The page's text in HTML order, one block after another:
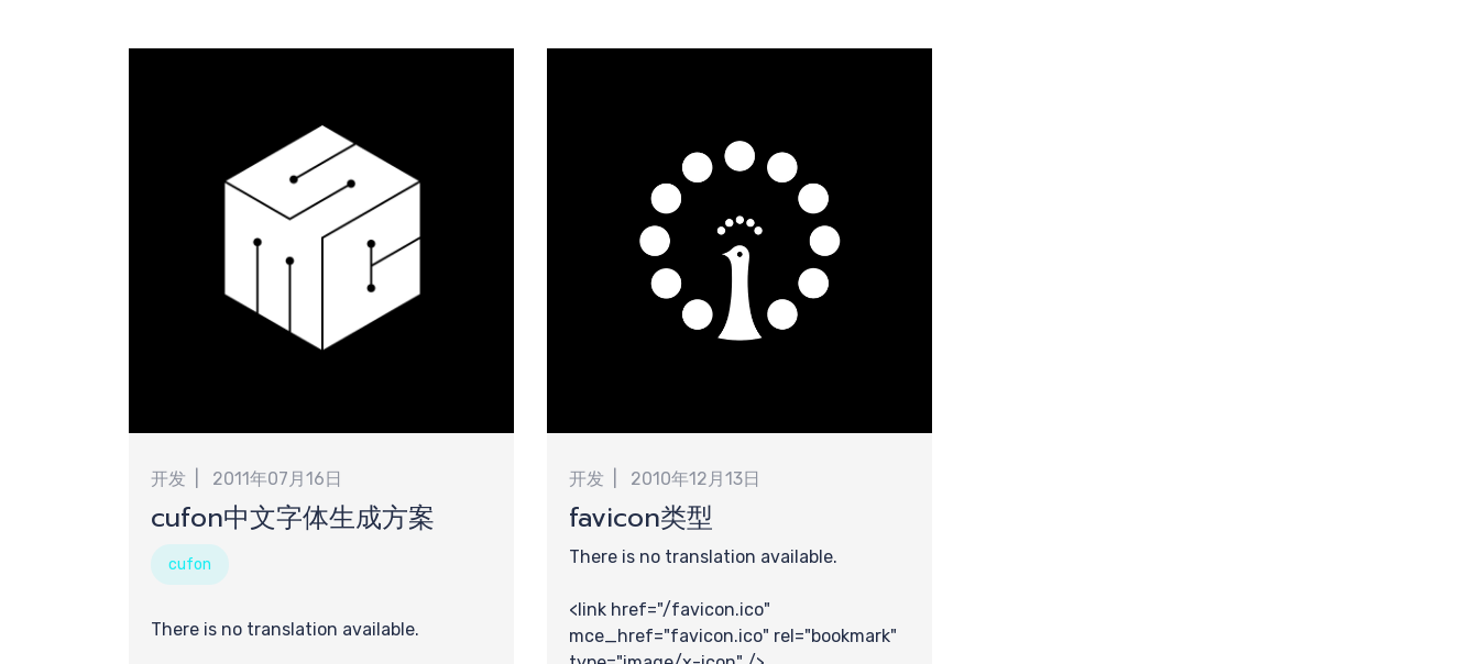
团队
开发 2011年07月16日
cufon中文字体生成方案
cufon
There is no translation available.
开发 2010年12月13日
favicon类型
There is no translation available.
<link href="/favicon.ico"
mce_href="favicon.ico" rel="bookmark"